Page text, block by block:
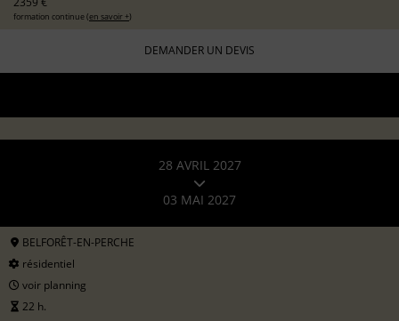
formation continue (en savoir +)
DEMANDER UN DEVIS
28 AVRIL 2027
03 MAI 2027
BELFORÊT-EN-PERCHE
résidentiel
voir planning
22 h.